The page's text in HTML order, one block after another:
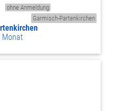
ohne Anmeldung
Garmisch-Partenkirchen
Monat